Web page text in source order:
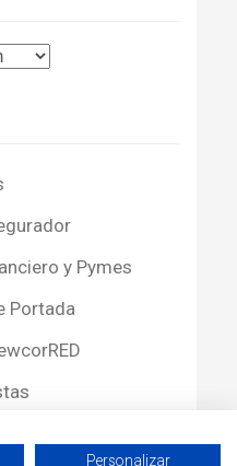
y Pymes
Portada
Personalizar